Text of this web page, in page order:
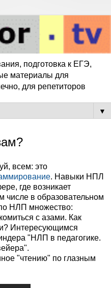
подготовка к ЕГЭ,
материалы для
для репетиторов
▼
всем: это
. Навыки НПЛ
где возникает
в образовательном
НЛП множество:
с азами. Как
Интересующимся
"НЛП в педагогике.
"чтению" по глазным